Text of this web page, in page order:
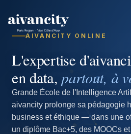
AIVANCITY ONLINE
L'expertise
en data,partout, à
Grande École de l'Intelligence
aivancity prolonge sa pédagogie
business et éthique — dans une
un diplôme Bac+5, des MOOCs